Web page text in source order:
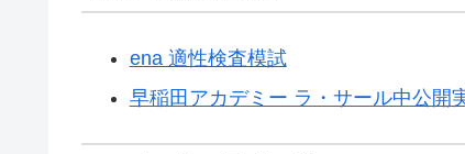
ena 適性検査模試
早稲田アカデミー ラ・サール中公開